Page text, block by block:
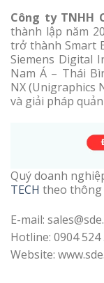
Công ty TNHH
thành lập năm
trở thành Smart
Siemens Digital
Nam Á – Thái
NX (Unigraphics
và giải pháp
Quý doanh
TECH theo thông
E-mail:
Hotline: 0904 524
Website: